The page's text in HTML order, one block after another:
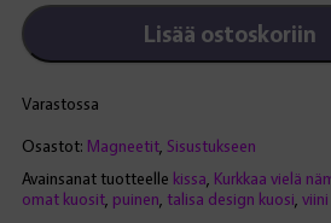
Varastossa
wine
-
magneetti
määrä
Lisää ostoskoriin
Osastot: Magneetit, Sisustukseen
Avainsanat tuotteelle kissa Kurkkaa vielä
omat kuosit, puinen talisa design kuosi viini